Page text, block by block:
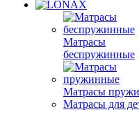
Матрасы
беспружинные
Матрасы
Матрасы для